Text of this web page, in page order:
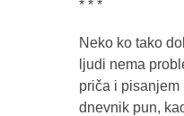
* * *
Neko ko tako
ljudi nema
priča i pisanjem
dnevnik pun,